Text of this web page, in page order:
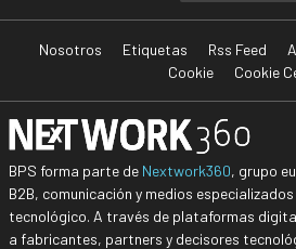
Nosotros Etiquetas Rss Feed
Cookie
Cookie
BPS forma parte de Nextwork360, grupo
B2B, comunicación y medios
tecnológico. A través de plataformas
a fabricantes, partners y decisores